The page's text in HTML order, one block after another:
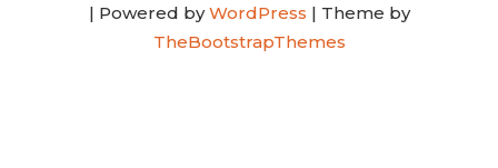
| Powered byWordPress | Theme by
TheBootstrapThemes